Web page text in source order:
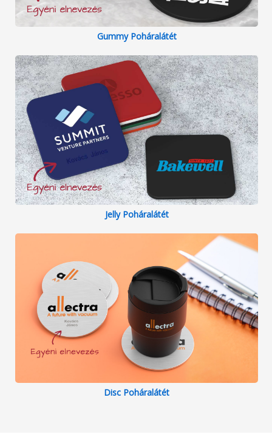
Gummy Poháralátét
Jelly Poháralátét
Disc Poháralátét